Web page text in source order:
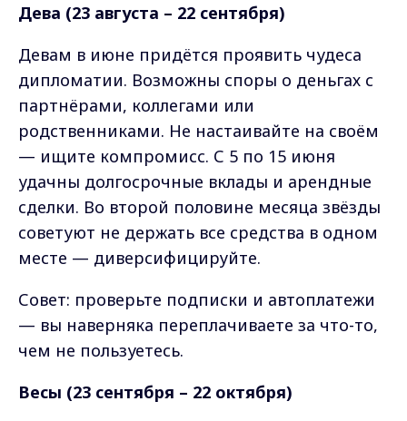
Дева (23 августа – 22 сентября)
Девам в июне придётся проявить чудеса
дипломатии. Возможны споры о деньгах с
партнёрами, коллегами или
родственниками. Не настаивайте на своём
— ищите компромисс. С 5 по 15 июня
удачны долгосрочные вклады и арендные
сделки. Во второй половине месяца звёзды
советуют не держать все средства в одном
месте — диверсифицируйте.
Совет: проверьте подписки и автоплатежи
— вы наверняка переплачиваете за что-то,
чем не пользуетесь.
Весы (23 сентября – 22 октября)